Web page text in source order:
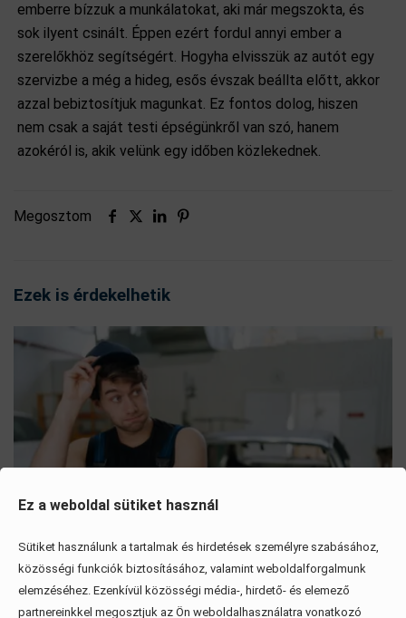
Ez a weboldal sütiket használ
Sütiket használunk a tartalmak és hirdetések személyre szabásához,
közösségi funkciók biztosításához, valamint weboldalforgalmunk
elemzéséhez. Ezenkívül közösségi média-, hirdető- és elemező
partnereinkkel megosztjuk az Ön weboldalhasználatra vonatkozó
emberre bízzuk a munkálatokat, aki már megszokta, és
sok ilyent csinált. Éppen ezért fordul annyi ember a
szerelőkhöz segítségért. Hogyha elvisszük az autót egy
szervizbe a még a hideg, esős évszak beállta előtt, akkor
azzal bebiztosítjuk magunkat. Ez fontos dolog, hiszen
nem csak a saját testi épségünkről van szó, hanem
azokéról is, akik velünk egy időben közlekednek.
Megosztom
Ezek is érdekelhetik
Mítoszok, amiktől mi is csak fogjuk a fejünket